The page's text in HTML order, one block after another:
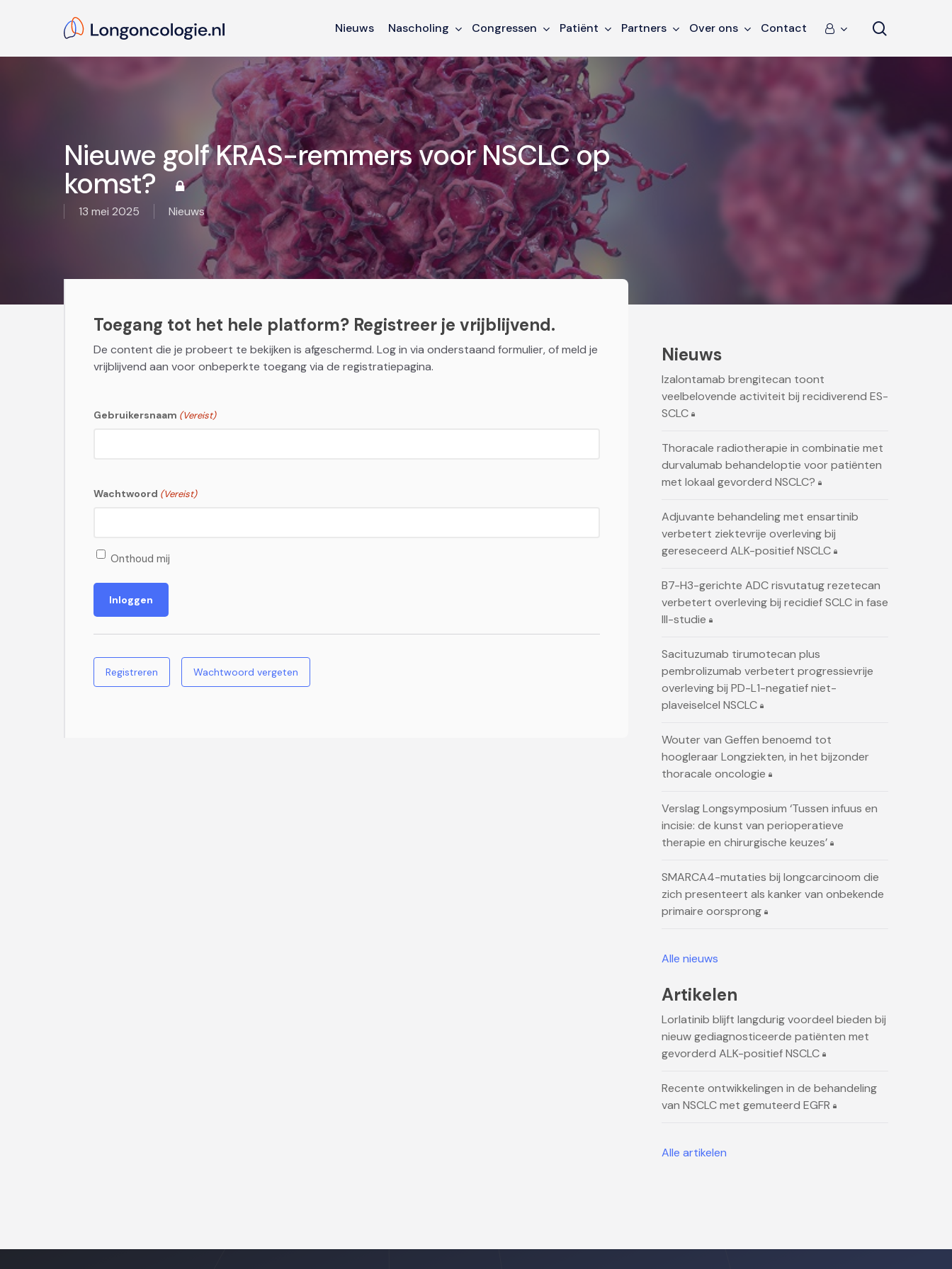
content
Hit enter to search or ESC to close
Nieuws Nascholing Congressen Patiënt Partners Over ons Contact
Nieuwe golf KRAS-remmers voor NSCLC op
komst?
13 mei 2025 Nieuws
Toegang tot het hele platform? Registreer je vrijblijvend.
De content die je probeert te bekijken is afgeschermd. Log in via onderstaand formulier, of meld je
vrijblijvend aan voor onbeperkte toegang via de registratiepagina.
Gebruikersnaam (Vereist)
Wachtwoord (Vereist)
Onthoud mij
Registreren Wachtwoord vergeten
Nieuws
Izalontamab brengitecan toont
veelbelovende activiteit bij recidiverend ES-
SCLC
Thoracale radiotherapie in combinatie met
durvalumab behandeloptie voor patiënten
met lokaal gevorderd NSCLC?
Adjuvante behandeling met ensartinib
verbetert ziektevrije overleving bij
gereseceerd ALK-positief NSCLC
B7-H3-gerichte ADC risvutatug rezetecan
verbetert overleving bij recidief SCLC in fase
III-studie
Sacituzumab tirumotecan plus
pembrolizumab verbetert progressievrije
overleving bij PD-L1-negatief niet-
plaveiselcel NSCLC
Wouter van Geffen benoemd tot
hoogleraar Longziekten, in het bijzonder
thoracale oncologie
Verslag Longsymposium ‘Tussen infuus en
incisie: de kunst van perioperatieve
therapie en chirurgische keuzes’
SMARCA4-mutaties bij longcarcinoom die
zich presenteert als kanker van onbekende
primaire oorsprong
Alle nieuws
Artikelen
Lorlatinib blijft langdurig voordeel bieden bij
nieuw gediagnosticeerde patiënten met
gevorderd ALK-positief NSCLC
Recente ontwikkelingen in de behandeling
van NSCLC met gemuteerd EGFR
Alle artikelen